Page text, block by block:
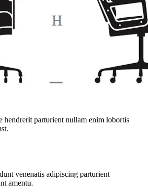
hendrerit parturient nullam enim lobortis
venenatis adipiscing parturient
amentu.